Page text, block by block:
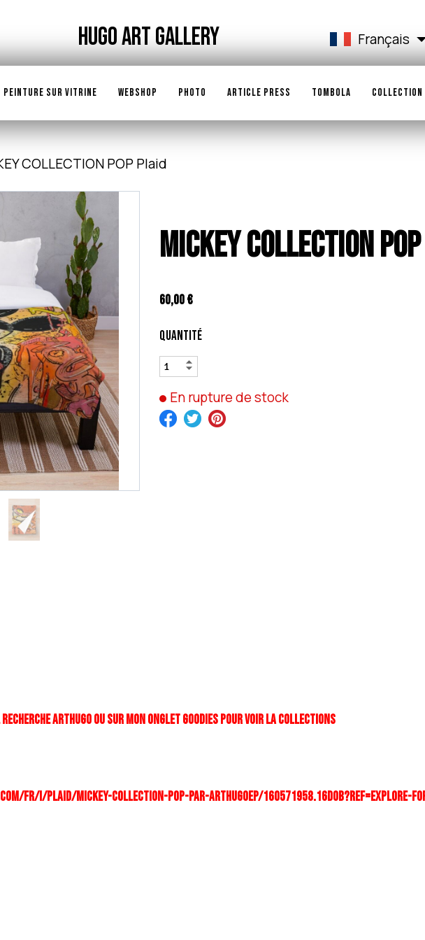
HUGO ART GALLERY Français
PEINTURE SUR VITRINE WEBSHOP PHOTO ARTICLE PRESS TOMBOLA COLLECTION
COLLECTION POP Plaid
MICKEY COLLECTION
60,00 €
Quantité
En rupture de stock
ARTHUGO OU SUR MON ONGLET GOODIES POUR VOIR LA COLLECTIONS
fr/i/plaid/MICKEY-COLLECTION-POP-par-ARTHUGOEP/160571958.16D0B?ref=explore-